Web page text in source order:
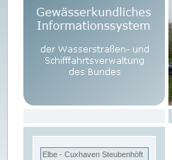
Elbe - Cuxhaven Steubenhöft